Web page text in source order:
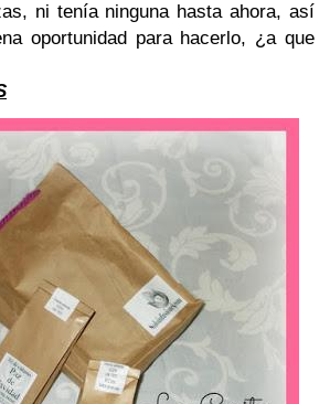
ni tenía ninguna hasta ahora, así
oportunidad para hacerlo, ¿a que